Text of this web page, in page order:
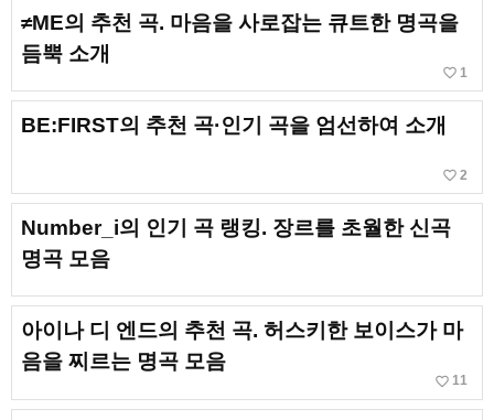
≠ME의 추천 곡. 마음을 사로잡는 큐트한 명곡을
듬뿍 소개
favorite_border 1
BE:FIRST의 추천 곡·인기 곡을 엄선하여 소개
favorite_border 2
Number_i의 인기 곡 랭킹. 장르를 초월한 신곡
명곡 모음
아이나 디 엔드의 추천 곡. 허스키한 보이스가 마
음을 찌르는 명곡 모음
favorite_border 11